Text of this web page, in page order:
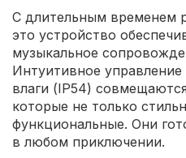
С длительным временем
это устройство
музыкальное
Интуитивное
влаги (IP54)
которые не только
функциональные. Они
в любом приключении.